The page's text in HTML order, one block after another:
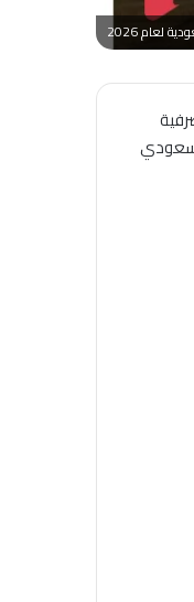
2026
2026 المتوفرة في السوق السعودي